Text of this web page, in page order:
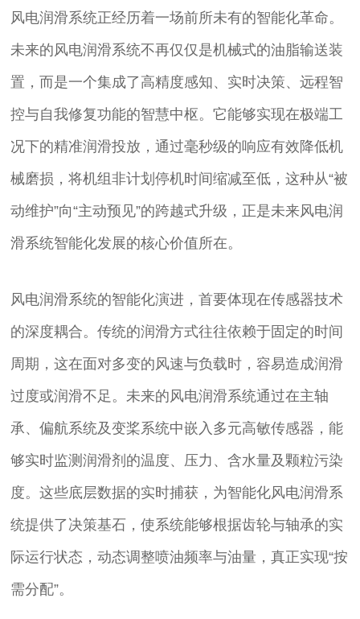
风电润滑系统正经历着一场前所未有的智能化革命。
未来的风电润滑系统不再仅仅是机械式的油脂输送装
置，而是一个集成了高精度感知、实时决策、远程智
控与自我修复功能的智慧中枢。它能够实现在极端工
况下的精准润滑投放，通过毫秒级的响应有效降低机
械磨损，将机组非计划停机时间缩减至低，这种从“被
动维护”向“主动预见”的跨越式升级，正是未来风电润
滑系统智能化发展的核心价值所在。
风电润滑系统的智能化演进，首要体现在传感器技术
的深度耦合。传统的润滑方式往往依赖于固定的时间
周期，这在面对多变的风速与负载时，容易造成润滑
过度或润滑不足。未来的风电润滑系统通过在主轴
承、偏航系统及变桨系统中嵌入多元高敏传感器，能
够实时监测润滑剂的温度、压力、含水量及颗粒污染
度。这些底层数据的实时捕获，为智能化风电润滑系
统提供了决策基石，使系统能够根据齿轮与轴承的实
际运行状态，动态调整喷油频率与油量，真正实现“按
需分配”。